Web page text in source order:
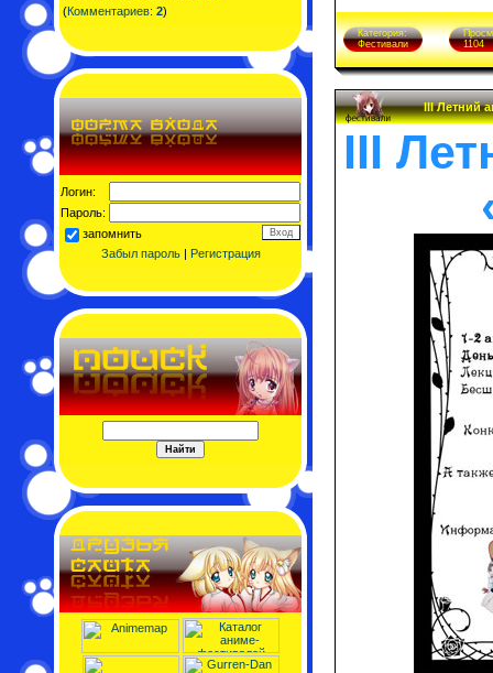
(Комментариев: 2)
Логин:
Пароль:
запомнить
Забыл пароль| Регистрация
Категория:
Фестивали
1104
III Летний
III